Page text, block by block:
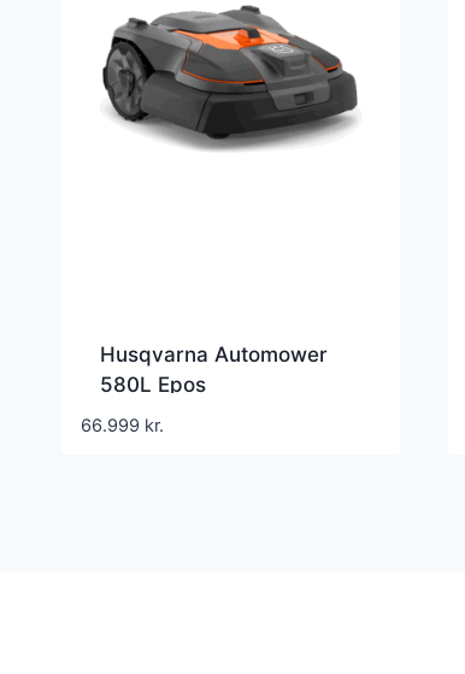
Husqvarna Automower
580L Epos
66.999 kr.